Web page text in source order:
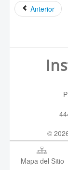
Anterior
©
Mapa del Sitio